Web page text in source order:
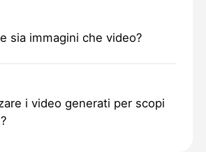
sia immagini che video?
i video generati per scopi